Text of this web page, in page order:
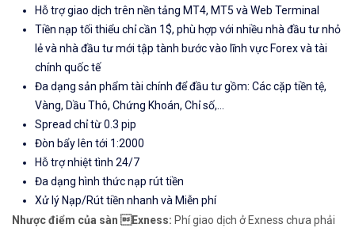
Hỗ trợ giao dịch trên nền tảng MT4, MT5 và Web Terminal
Tiền nạp tối thiểu chỉ cần 1$, phù hợp với nhiều nhà đầu tư nhỏ
lẻ và nhà đầu tư mới tập tành bước vào lĩnh vực Forex và tài
chính quốc tế
Đa dạng sản phẩm tài chính để đầu tư gồm: Các cặp tiền tệ,
Vàng, Dầu Thô, Chứng Khoán, Chỉ số,...
Spread chỉ từ 0.3 pip
Đòn bẩy lên tới 1:2000
Hỗ trợ nhiệt tình 24/7
Đa dạng hình thức nạp rút tiền
Xử lý Nạp/Rút tiền nhanh và Miễn phí
Nhược điểm của sàn Exness: Phí giao dịch ở Exness chưa phải